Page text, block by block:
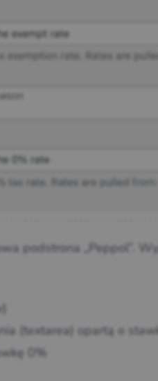
podstrona „Peppol”.
(textarea) opartą o
0%